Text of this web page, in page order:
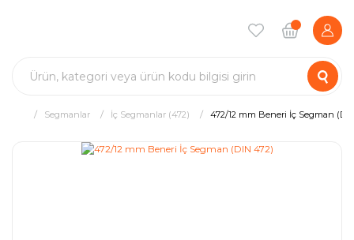
Segmanlar İç Segmanlar (472) 472/12 mm Beneri İç Segman